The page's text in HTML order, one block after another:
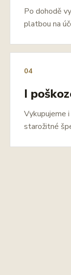
Po dohodě
platbou na
04
I
Vykupujeme
starožitné